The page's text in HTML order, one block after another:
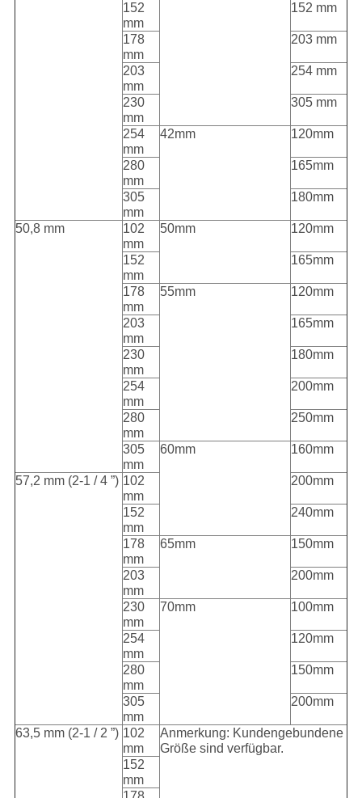
152
mm
152 mm
178
mm
203 mm
203
mm
254 mm
230
mm
305 mm
254
mm
42mm 120mm
280
mm
165mm
305
mm
180mm
50,8 mm
102
mm
50mm 120mm
152
mm
165mm
178
mm
55mm 120mm
203
mm
165mm
230
mm
180mm
254
mm
200mm
280
mm
250mm
305
mm
60mm 160mm
57,2 mm (2-1 / 4 ”) 102
mm
200mm
152
mm
240mm
178
mm
65mm 150mm
203
mm
200mm
230
mm
70mm 100mm
254
mm
120mm
280
mm
150mm
305
mm
200mm
63,5 mm (2-1 / 2 ”) 102
mm
Anmerkung: Kundengebundene
Größe sind verfügbar.
152
mm